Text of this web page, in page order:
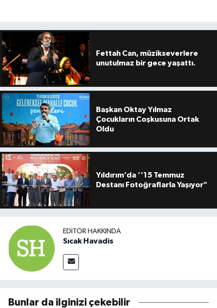
Fettah Can, müzikseverlere
unutulmaz bir gece yaşattı.
Başkan Oktay Yılmaz
Çocukların Coşkusuna Ortak
Oldu
Yıldırım’da ''15 Temmuz
Destanı Fotoğraflarla Yaşıyor"
EDITÖR HAKKINDA
Sıcak Havadis
Bunlar da ilginizi çekebilir